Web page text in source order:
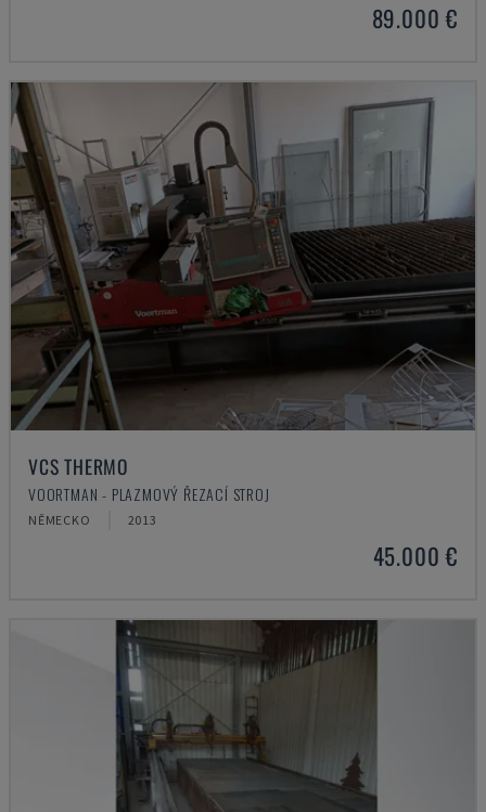
89.000 €
VCS THERMO
VOORTMAN - PLAZMOVÝ ŘEZACÍ STROJ
NĚMECKO 2013
45.000 €